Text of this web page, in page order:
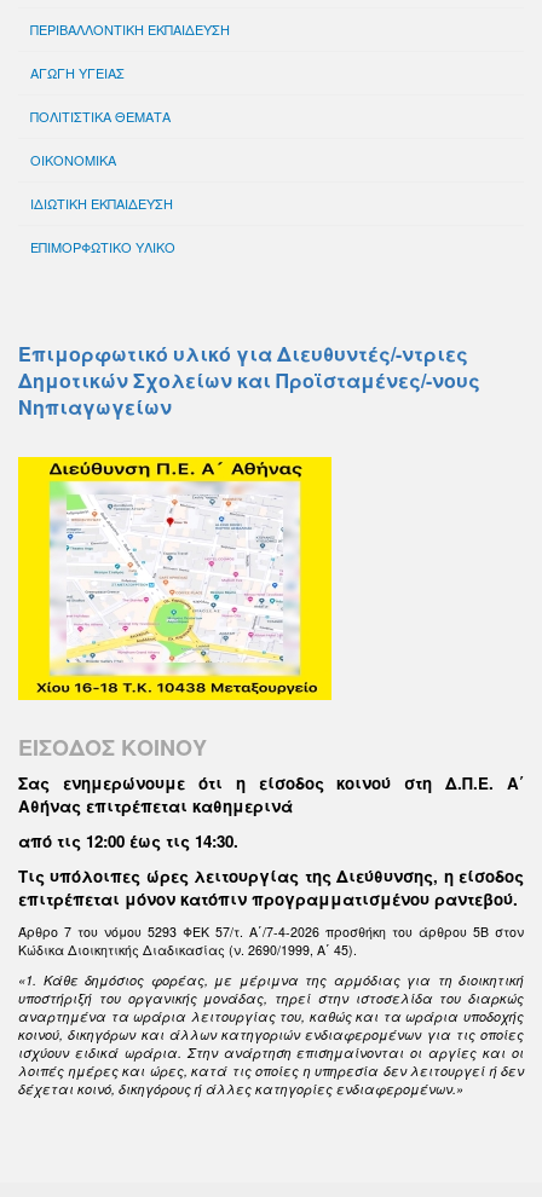
ΠΕΡΙΒΑΛΛΟΝΤΙΚΗ ΕΚΠΑΙΔΕΥΣΗ
ΑΓΩΓΗ ΥΓΕΙΑΣ
ΠΟΛΙΤΙΣΤΙΚΑ ΘΕΜΑΤΑ
ΟΙΚΟΝΟΜΙΚΑ
ΙΔΙΩΤΙΚΗ ΕΚΠΑΙΔΕΥΣΗ
ΕΠΙΜΟΡΦΩΤΙΚΟ ΥΛΙΚΟ
Επιμορφωτικό υλικό για Διευθυντές/-ντριες
Δημοτικών Σχολείων και Προϊσταμένες/-νους
Νηπιαγωγείων
ΕΙΣΟΔΟΣ ΚΟΙΝΟΥ
Σας ενημερώνουμε ότι η είσοδος κοινού στη Δ.Π.Ε. Α΄
Αθήνας επιτρέπεται καθημερινά
από τις 12:00 έως τις 14:30.
Τις υπόλοιπες ώρες λειτουργίας της Διεύθυνσης, η είσοδος
επιτρέπεται μόνον κατόπιν προγραμματισμένου ραντεβού.
Άρθρο 7 του νόμου 5293 ΦΕΚ 57/τ. Α΄/7-4-2026 προσθήκη του άρθρου 5Β στον
Κώδικα Διοικητικής Διαδικασίας (ν. 2690/1999, Α΄ 45).
«1. Κάθε δημόσιος φορέας, με μέριμνα της αρμόδιας για τη διοικητική
υποστήριξή του οργανικής μονάδας, τηρεί στην ιστοσελίδα του διαρκώς
αναρτημένα τα ωράρια λειτουργίας του, καθώς και τα ωράρια υποδοχής
κοινού, δικηγόρων και άλλων κατηγοριών ενδιαφερομένων για τις οποίες
ισχύουν ειδικά ωράρια. Στην ανάρτηση επισημαίνονται οι αργίες και οι
λοιπές ημέρες και ώρες, κατά τις οποίες η υπηρεσία δεν λειτουργεί ή δεν
δέχεται κοινό, δικηγόρους ή άλλες κατηγορίες ενδιαφερομένων.»